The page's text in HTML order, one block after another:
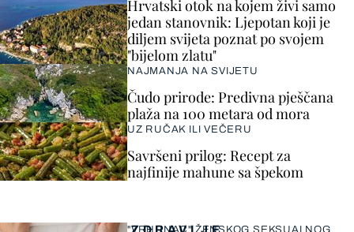
"VRHUNAC" ŽENSKOG SEKSUALNOG
Hrvatski otok na kojem živi samo
jedan stanovnik: Ljepotan koji je
diljem svijeta poznat po svojem
"bijelom zlatu"
NAJMANJA NA SVIJETU
Čudo prirode: Predivna pješčana
plaža na 100 metara od mora
UZ RUČAK ILI VEČERU
Savršeni prilog: Recept za
najfinije mahune sa špekom